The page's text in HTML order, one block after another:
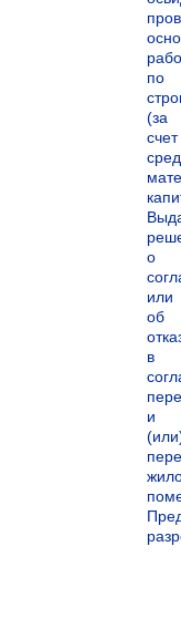
по
(за
счет
о
или
об
в
и